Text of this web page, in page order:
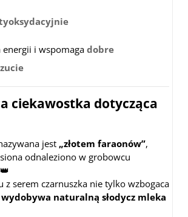
energii i wspomaga dobre
ciekawostka dotycząca
jest „złotem faraonów”,
odnaleziono w grobowcu
z serem czarnuszka nie tylko wzbogaca
wydobywa naturalną słodycz mleka